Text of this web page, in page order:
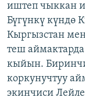
иштеп чыккан
Бүгүнкү күндө
Кыргызстан
теш
кыйын.
коркунучтуу
экинчиси